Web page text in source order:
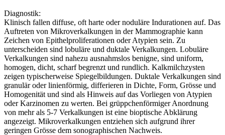
Diagnostik:
Klinisch fallen diffuse, oft harte oder noduläre Indurationen auf. Das
Auftreten von Mikroverkalkungen in der Mammographie kann
Zeichen von Epithelproliferationen oder Atypien sein. Zu
unterscheiden sind lobuläre und duktale Verkalkungen. Lobuläre
Verkalkungen sind nahezu ausnahmslos benigne, sind uniform,
homogen, dicht, scharf begrenzt und rundlich. Kalkmilchzysten
zeigen typischerweise Spiegelbildungen. Duktale Verkalkungen sind
granulär oder linienförmig, differieren in Dichte, Form, Grösse und
Homogenität und sind als Hinweis auf das Vorliegen von Atypien
oder Karzinomen zu werten. Bei grüppchenförmiger Anordnung
von mehr als 5-7 Verkalkungen ist eine bioptische Abklärung
angezeigt. Mikroverkalkungen entziehen sich aufgrund ihrer
geringen Grösse dem sonographischen Nachweis.